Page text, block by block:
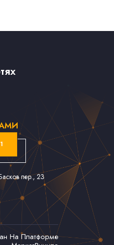
пер., 23
На Платформе